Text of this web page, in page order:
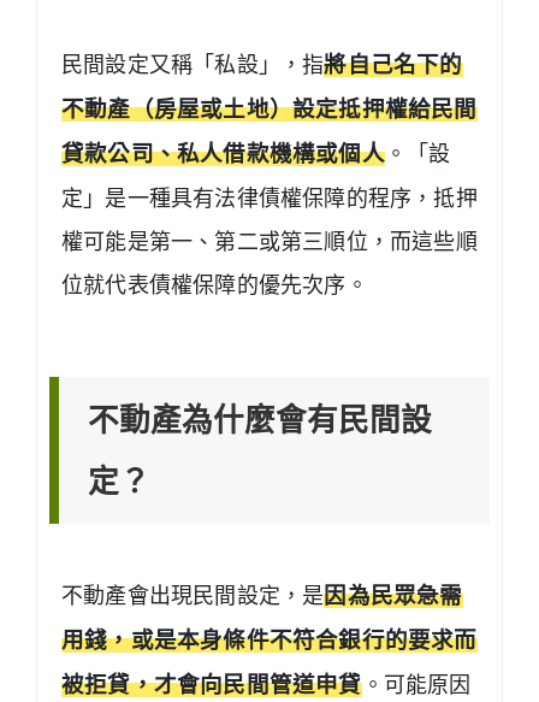
民間設定又稱「私設」，指將自己名下的
不動產（房屋或土地）設定抵押權給民間
貸款公司、私人借款機構或個人。「設
定」是一種具有法律債權保障的程序，抵押
權可能是第一、第二或第三順位，而這些順
位就代表債權保障的優先次序。
不動產為什麼會有民間設
定？
不動產會出現民間設定，是因為民眾急需
用錢，或是本身條件不符合銀行的要求而
被拒貸，才會向民間管道申貸。可能原因